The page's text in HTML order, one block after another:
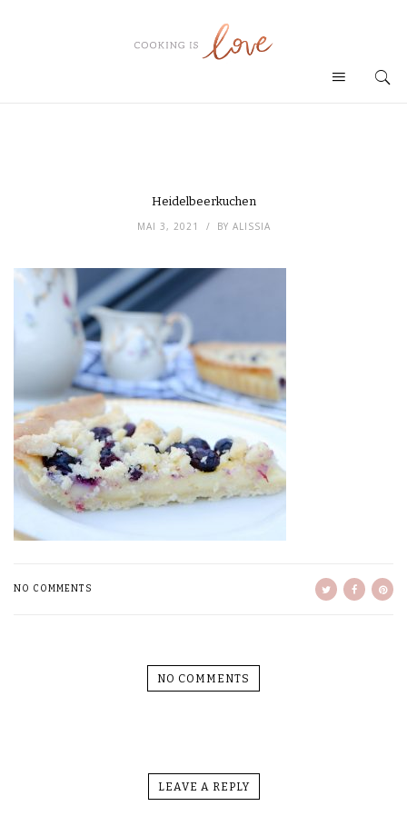
Heidelbeerkuchen
MAI 3, 2021 BY ALISSIA
NO COMMENTS
NO COMMENTS
LEAVE A REPLY